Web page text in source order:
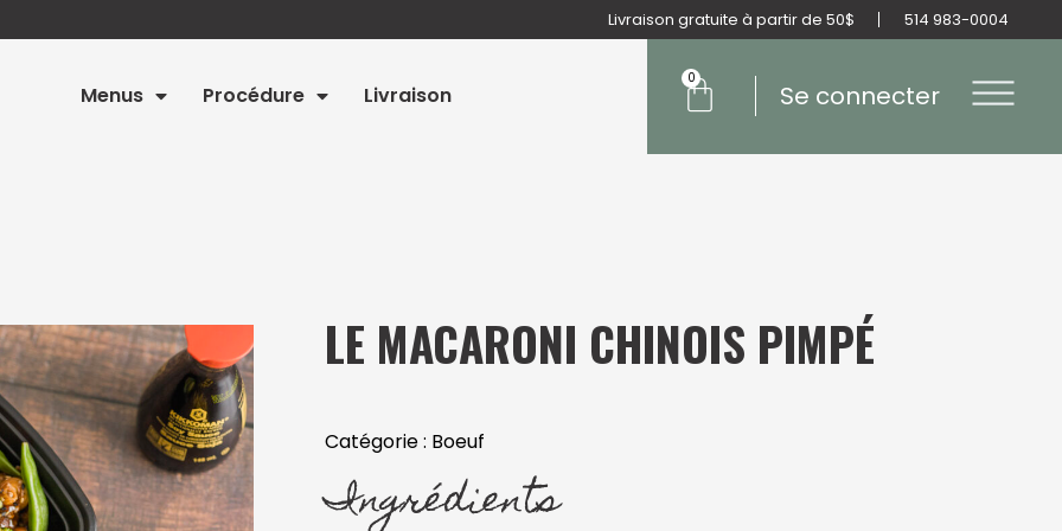
Livraison gratuite à partir de 50$ 514 983-0004
Menus Procédure Livraison
0 Panier
Se connecter
LE MACARONI CHINOIS PIMPÉ
Catégorie : Boeuf
Ingrédients